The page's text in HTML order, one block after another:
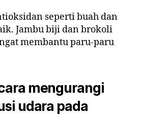
seperti buah dan
Jambu biji dan brokoli
membantu paru-paru
mengurangi
udara pada